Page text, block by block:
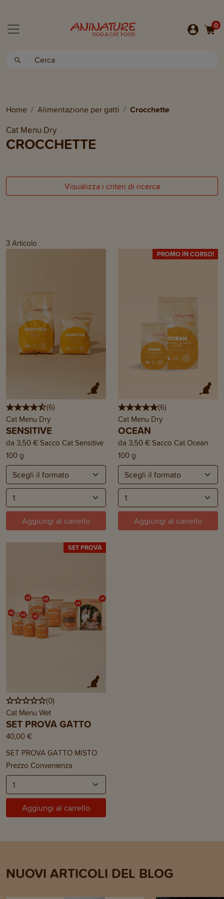
0
Home Alimentazione per gatti Crocchette
Cat Menu Dry
CROCCHETTE
Visualizza i criteri di ricerca
3 Articolo
(6)
Cat Menu Dry
SENSITIVE
da 3,50 € Sacco Cat Sensitive
100 g
Aggiungi al carrello
PROMO IN CORSO!
(6)
Cat Menu Dry
OCEAN
da 3,50 € Sacco Cat Ocean
100 g
Aggiungi al carrello
SET PROVA
(0)
Cat Menu Wet
SET PROVA GATTO
40,00 €
SET PROVA GATTO MISTO
Prezzo Convenienza
Aggiungi al carrello
NUOVI ARTICOLI DEL BLOG